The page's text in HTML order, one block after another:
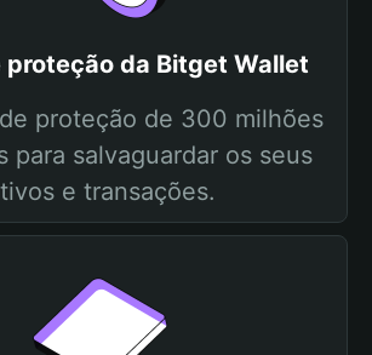
proteção da Bitget Wallet
proteção de 300 milhões
para salvaguardar os seus
e transações.